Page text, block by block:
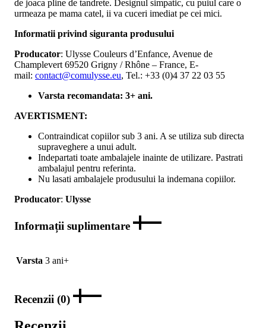
de joaca pline de tandrete. Designul simpatic, cu puiul care o
urmeaza pe mama catel, ii va cuceri imediat pe cei mici.
Informatii privind siguranta produsului
Producator: Ulysse Couleurs d’Enfance, Avenue de
Champlevert 69520 Grigny / Rhône – France, E-
mail: contact@comulysse.eu, Tel.: +33 (0)4 37 22 03 55
Varsta recomandata: 3+ ani.
AVERTISMENT:
Contraindicat copiilor sub 3 ani. A se utiliza sub directa
supraveghere a unui adult.
Indepartati toate ambalajele inainte de utilizare. Pastrati
ambalajul pentru referinta.
Nu lasati ambalajele produsului la indemana copiilor.
Producator: Ulysse
Informații suplimentare
Varsta 3 ani+
Recenzii (0)